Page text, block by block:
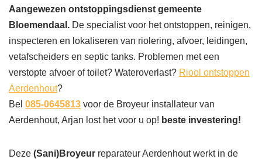
Aangewezen ontstoppingsdienst gemeente
Bloemendaal. De specialist voor het ontstoppen, reinigen,
inspecteren en lokaliseren van riolering, afvoer, leidingen,
vetafscheiders en septic tanks. Problemen met een
verstopte afvoer of toilet? Wateroverlast? Riool ontstoppen
Aerdenhout?
Bel 085-0645813 voor de Broyeur installateur van
Aerdenhout, Arjan lost het voor u op! beste investering!
Deze (Sani)Broyeur reparateur Aerdenhout werkt in de